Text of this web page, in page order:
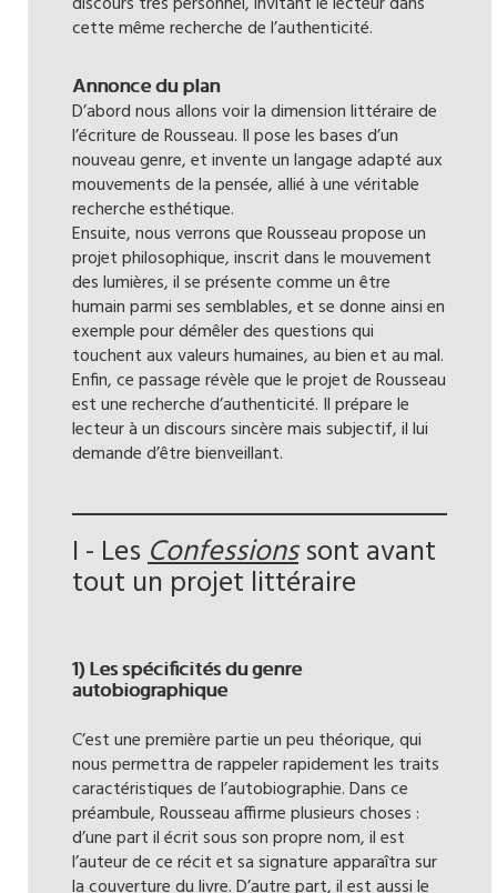
cette même recherche de l’authenticité.
Annonce du plan
D’abord nous allons voir la dimension littéraire de
l’écriture de Rousseau. Il pose les bases d’un
nouveau genre, et invente un langage adapté aux
mouvements de la pensée, allié à une véritable
recherche esthétique.
Ensuite, nous verrons que Rousseau propose un
projet philosophique, inscrit dans le mouvement
des lumières, il se présente comme un être
humain parmi ses semblables, et se donne ainsi en
exemple pour démêler des questions qui
touchent aux valeurs humaines, au bien et au mal.
Enfin, ce passage révèle que le projet de Rousseau
est une recherche d’authenticité. Il prépare le
lecteur à un discours sincère mais subjectif, il lui
demande d’être bienveillant.
I - LesConfessionssont avant
tout un projet littéraire
1) Les spécificités du genre
autobiographique
C’est une première partie un peu théorique, qui
nous permettra de rappeler rapidement les traits
caractéristiques de l’autobiographie. Dans ce
préambule, Rousseau affirme plusieurs choses :
d’une part il écrit sous son propre nom, il est
l’auteur de ce récit et sa signature apparaîtra sur